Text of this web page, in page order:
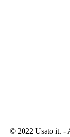
© 2022 Usato it. -